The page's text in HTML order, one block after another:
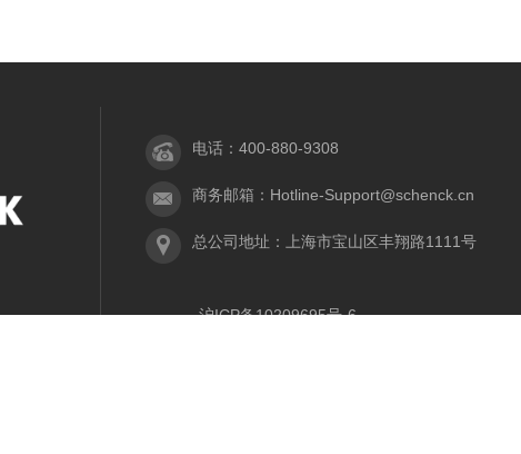
电话：400-880-9308
商务邮箱：Hotline-Support@schenck.cn
总公司地址：上海市宝山区丰翔路1111号
沪ICP备10209695号-6